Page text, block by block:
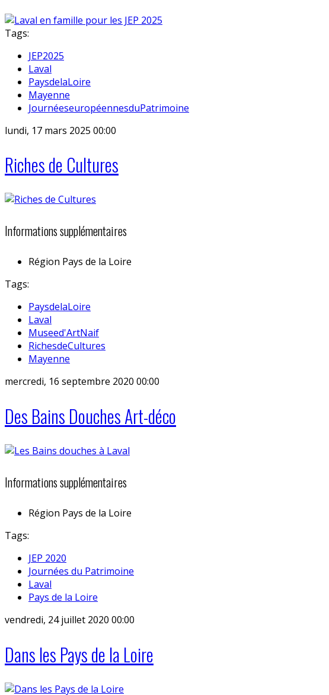
Tags:
JEP2025
Laval
PaysdelaLoire
Mayenne
JournéeseuropéennesduPatrimoine
lundi, 17 mars 2025 00:00
Riches de Cultures
Informations supplémentaires
Région Pays de la Loire
Tags:
PaysdelaLoire
Laval
Museed'ArtNaif
RichesdeCultures
Mayenne
mercredi, 16 septembre 2020 00:00
Des Bains Douches Art-déco
Informations supplémentaires
Région Pays de la Loire
Tags:
JEP 2020
Journées du Patrimoine
Laval
Pays de la Loire
vendredi, 24 juillet 2020 00:00
Dans les Pays de la Loire